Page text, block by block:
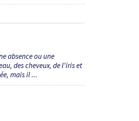
absence ou une
des cheveux, de l'iris et
mais il ...